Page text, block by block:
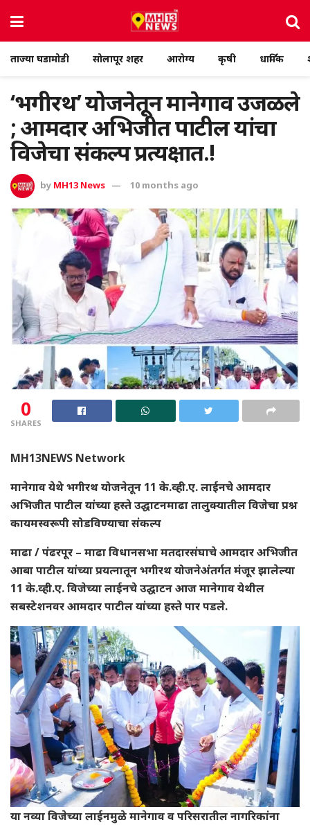
ताज्या घडामोडी सोलापूर शहर आरोग्य कृषी धार्मिक
‘भगीरथ’ योजनेतून मानेगाव उजळले
; आमदार अभिजीत पाटील यांचा
विजेचा संकल्प प्रत्यक्षात.!
by MH13 News 10 months ago
0
SHARES
MH13NEWS Network
मानेगाव येथे भगीरथ योजनेतून 11 के.व्ही.ए. लाईनचे आमदार
अभिजीत पाटील यांच्या हस्ते उद्घाटनमाढा तालुक्यातील विजेचा प्रश्न
कायमस्वरूपी सोडविण्याचा संकल्प
माढा / पंढरपूर – माढा विधानसभा मतदारसंघाचे आमदार अभिजीत
आबा पाटील यांच्या प्रयत्नातून भगीरथ योजनेअंतर्गत मंजूर झालेल्या
11 के.व्ही.ए. विजेच्या लाईनचे उद्घाटन आज मानेगाव येथील
सबस्टेशनवर आमदार पाटील यांच्या हस्ते पार पडले.
या नव्या विजेच्या लाईनमुळे मानेगाव व परिसरातील नागरिकांना